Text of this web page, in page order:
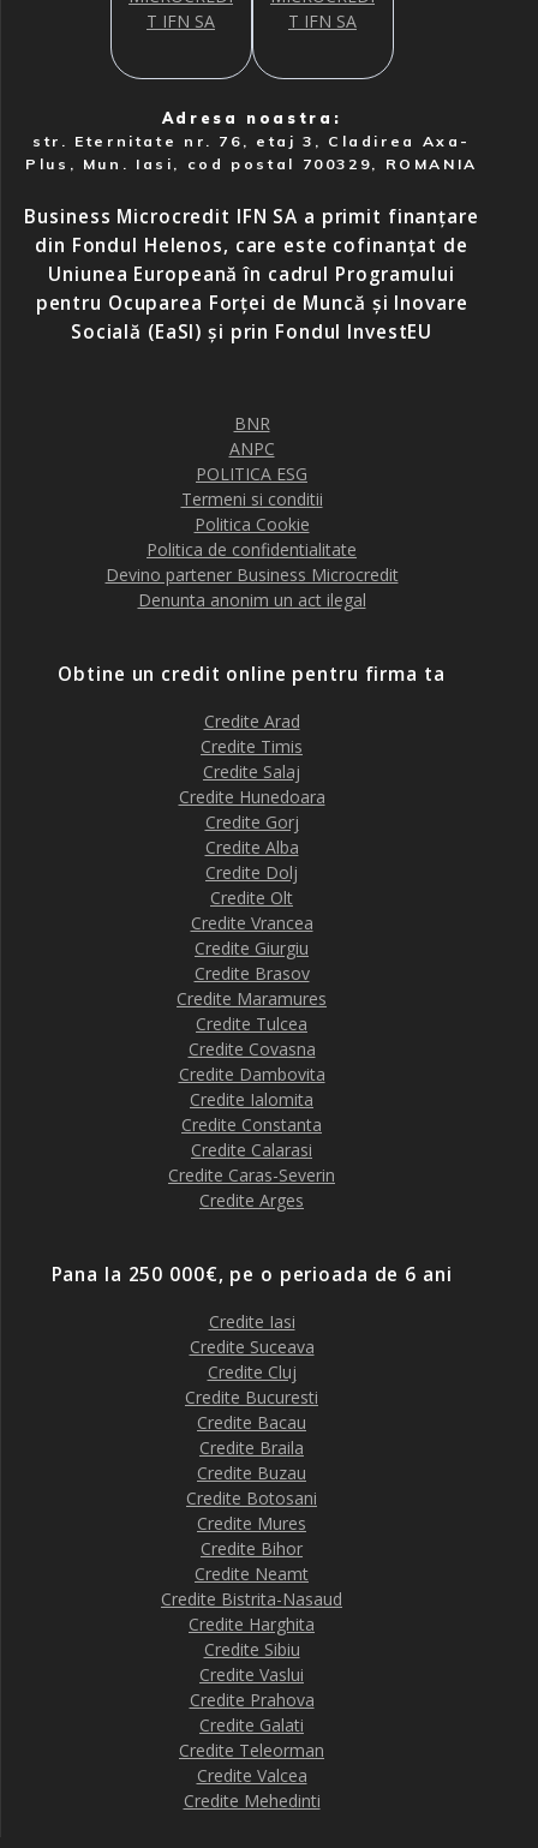
Adresa noastra:
str. Eternitate nr. 76, etaj 3, Cladirea Axa-
Plus, Mun. Iasi, cod postal 700329, ROMANIA
Business Microcredit IFN SA a primit finanțare
din Fondul Helenos, care este cofinanțat de
Uniunea Europeană în cadrul Programului
pentru Ocuparea Forței de Muncă și Inovare
Socială (EaSI) și prin Fondul InvestEU
BNR
ANPC
POLITICA ESG
Termeni si conditii
Politica Cookie
Politica de confidentialitate
Devino partener Business Microcredit
Denunta anonim un act ilegal
Obtine un credit online pentru firma ta
Credite Arad
Credite Timis
Credite Salaj
Credite Hunedoara
Credite Gorj
Credite Alba
Credite Dolj
Credite Olt
Credite Vrancea
Credite Giurgiu
Credite Brasov
Credite Maramures
Credite Tulcea
Credite Covasna
Credite Dambovita
Credite Ialomita
Credite Constanta
Credite Calarasi
Credite Caras-Severin
Credite Arges
Pana la 250 000€, pe o perioada de 6 ani
Credite Iasi
Credite Suceava
Credite Cluj
Credite Bucuresti
Credite Bacau
Credite Braila
Credite Buzau
Credite Botosani
Credite Mures
Credite Bihor
Credite Neamt
Credite Bistrita-Nasaud
Credite Harghita
Credite Sibiu
Credite Vaslui
Credite Prahova
Credite Galati
Credite Teleorman
Credite Valcea
Credite Mehedinti